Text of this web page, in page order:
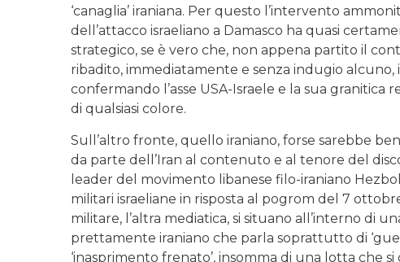
‘canaglia’ iraniana. Per questo l’intervento
dell’attacco israeliano a Damasco ha quasi
strategico, se è vero che, non appena partito il
ribadito, immediatamente e senza indugio
confermando l’asse USA-Israele e la sua
di qualsiasi colore.
Sull’altro fronte, quello iraniano, forse sarebbe
da parte dell’Iran al contenuto e al tenore del
leader del movimento libanese filo-iraniano
militari israeliane in risposta al pogrom del 7
militare, l’altra mediatica, si situano all’interno di
prettamente iraniano che parla soprattutto di
‘inasprimento frenato’, insomma di una lotta che